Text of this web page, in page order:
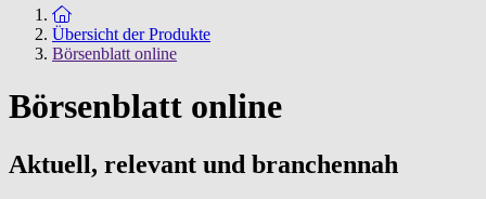
Zur Startseite
Übersicht der Produkte
Börsenblatt online
Börsenblatt online
Aktuell, relevant und branchennah